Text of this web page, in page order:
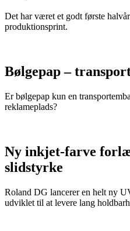
Det har været et godt første
produktionsprint.
Bølgepap –
Er bølgepap kun en
reklameplads?
Ny inkjet-farve
slidstyrke
Roland DG lancerer en helt ny
udviklet til at levere lang